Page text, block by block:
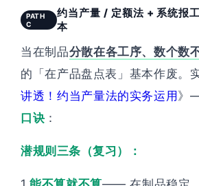
PATH
C
约当产量 / 定额法 + 系统报
本
当在制品分散在各工序、数个数
的「在产品盘点表」基本作废。
讲透！约当产量法的实务运用 》
口诀 ：
潜规则三条（复习）：